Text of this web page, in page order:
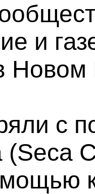
и
с
(Seca